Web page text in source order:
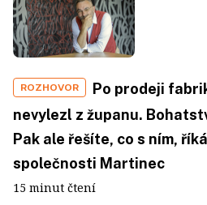
ROZHOVOR
Po prodeji
nevylezl z županu.
Pak ale řešíte, co s ním,
společnosti Martinec
15 minut čtení